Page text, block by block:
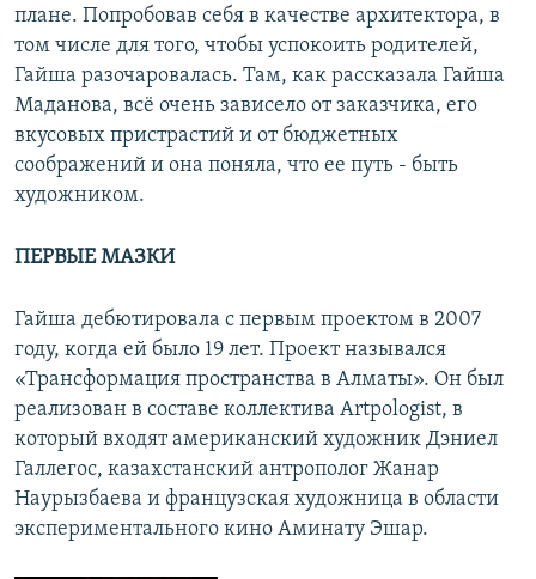
плане. Попробовав себя в качестве архитектора, в
том числе для того, чтобы успокоить родителей,
Гайша разочаровалась. Там, как рассказала Гайша
Маданова, всё очень зависело от заказчика, его
вкусовых пристрастий и от бюджетных
соображений и она поняла, что ее путь - быть
художником.
ПЕРВЫЕ МАЗКИ
Гайша дебютировала с первым проектом в 2007
году, когда ей было 19 лет. Проект назывался
«Трансформация пространства в Алматы». Он был
реализован в составе коллектива Artpologist, в
который входят американский художник Дэниел
Галлегос, казахстанский антрополог Жанар
Наурызбаева и французская художница в области
экспериментального кино Аминату Эшар.